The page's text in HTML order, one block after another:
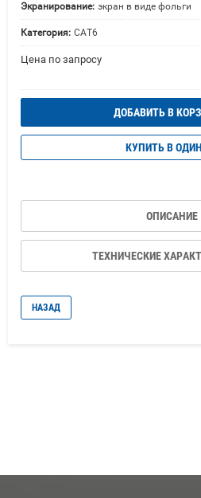
Экранирование: экран в виде фольги
Категория: CAT6
Цена по запросу
ДОБАВИТЬ В
КУПИТЬ В
ОПИСАНИЕ
ТЕХНИЧЕСКИЕ
НАЗАД